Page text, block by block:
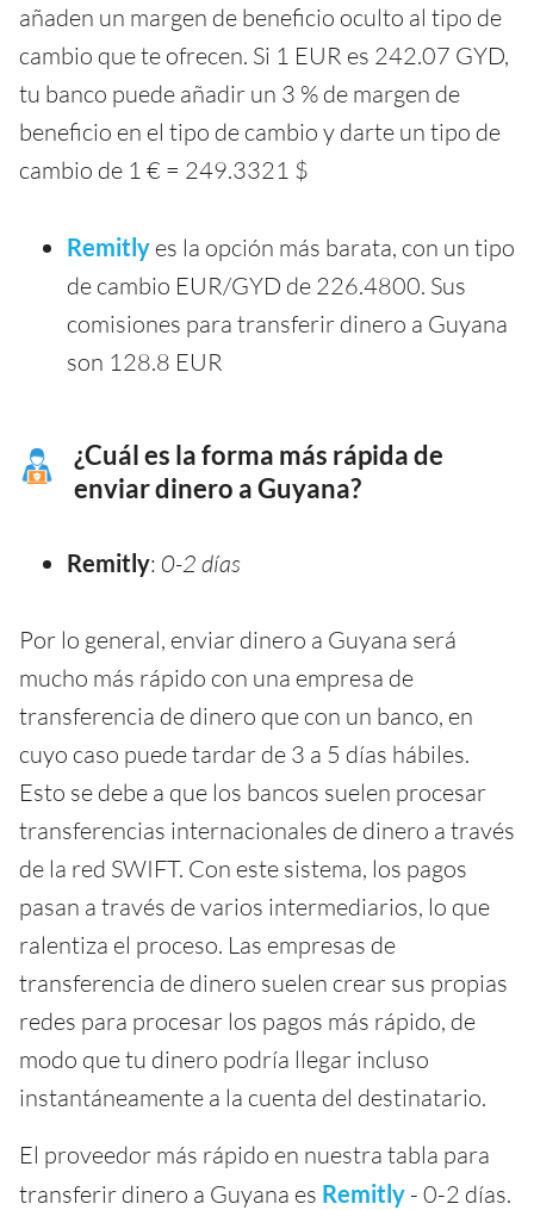
añaden un margen de beneficio oculto al tipo de
cambio que te ofrecen. Si 1 EUR es 242.07 GYD,
tu banco puede añadir un 3 % de margen de
beneficio en el tipo de cambio y darte un tipo de
cambio de 1 € = 249.3321 $
Remitly es la opción más barata, con un tipo
de cambio EUR/GYD de 226.4800. Sus
comisiones para transferir dinero a Guyana
son 128.8 EUR
¿Cuál es la forma más rápida de
enviar dinero a Guyana?
Remitly: 0-2 días
Por lo general, enviar dinero a Guyana será
mucho más rápido con una empresa de
transferencia de dinero que con un banco, en
cuyo caso puede tardar de 3 a 5 días hábiles.
Esto se debe a que los bancos suelen procesar
transferencias internacionales de dinero a través
de la red SWIFT. Con este sistema, los pagos
pasan a través de varios intermediarios, lo que
ralentiza el proceso. Las empresas de
transferencia de dinero suelen crear sus propias
redes para procesar los pagos más rápido, de
modo que tu dinero podría llegar incluso
instantáneamente a la cuenta del destinatario.
El proveedor más rápido en nuestra tabla para
transferir dinero a Guyana es Remitly - 0-2 días.